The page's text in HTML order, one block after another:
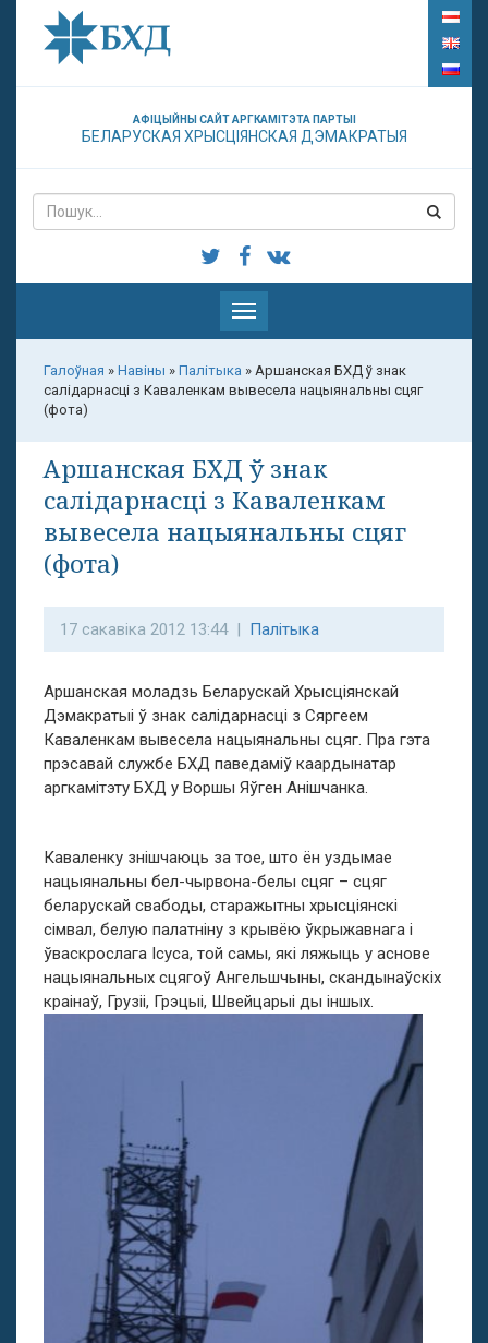
АФІЦЫЙНЫ САЙТ АРГКАМІТЭТА ПАРТЫІ
БЕЛАРУСКАЯ ХРЫСЦІЯНСКАЯ ДЭМАКРАТЫЯ
Паказаць
меню
Галоўная » Навіны » Палітыка » Аршанская БХД ў знак
салідарнасці з Каваленкам вывесела нацыянальны сцяг
(фота)
Аршанская БХД ў знак
салідарнасці з Каваленкам
вывесела нацыянальны сцяг
(фота)
17 сакавіка 2012 13:44 | Палітыка
Аршанская моладзь Беларускай Хрысціянскай
Дэмакратыі ў знак салідарнасці з Сяргеем
Каваленкам вывесела нацыянальны сцяг. Пра гэта
прэсавай службе БХД паведаміў каардынатар
аргкамітэту БХД у Воршы Яўген Анішчанка.
Каваленку знішчаюць за тое, што ён уздымае
нацыянальны бел-чырвона-белы сцяг – сцяг
беларускай свабоды, старажытны хрысціянскі
сімвал, белую палатніну з крывёю ўкрыжавнага і
ўваскрослага Ісуса, той самы, які ляжыць у аснове
нацыянальных сцягоў Ангельшчыны, скандынаўскіх
краінаў, Грузіі, Грэцыі, Швейцарыі ды іншых.